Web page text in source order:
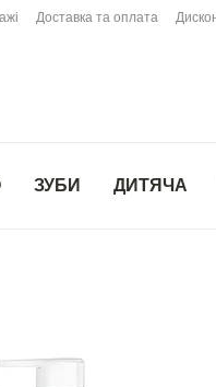
Доставка та оплата
ЗУБИ ДИТЯЧА